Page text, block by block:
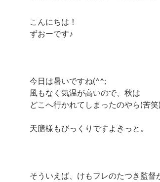
こんにちは！
ずおーです♪
今日は暑いですね(^^;
風もなく気温が高いので、秋は
どこへ行かれてしまったのやら(苦笑)
天膳様もびっくりですよきっと。
そういえば、けもフレのたつき監督